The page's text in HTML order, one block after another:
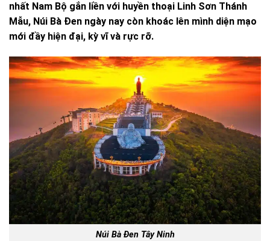
nhất Nam Bộ gắn liền với huyền thoại Linh Sơn Thánh
Mẫu, Núi Bà Đen ngày nay còn khoác lên mình diện mạo
mới đầy hiện đại, kỳ vĩ và rực rỡ.
Núi Bà Đen Tây Ninh